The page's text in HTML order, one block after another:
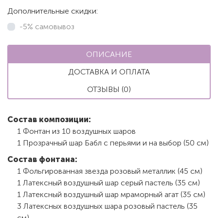
Дополнительные скидки:
-5% самовывоз
ОПИСАНИЕ
ДОСТАВКА И ОПЛАТА
ОТЗЫВЫ (0)
Состав композиции:
1 Фонтан из 10 воздушных шаров
1 Прозрачный шар Бабл с перьями и на выбор (50 см)
Состав фонтана:
1 Фольгированная звезда розовый металлик (45 см)
1 Латексный воздушный шар серый пастель (35 см)
1 Латексный воздушный шар мраморный агат (35 см)
3 Латексных воздушных шара розовый пастель (35